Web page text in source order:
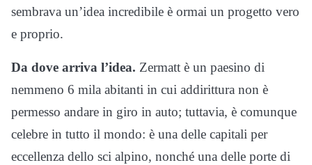
sembrava un’idea incredibile è ormai un progetto vero
e proprio.
Da dove arriva l’idea. Zermatt è un paesino di
nemmeno 6 mila abitanti in cui addirittura non è
permesso andare in giro in auto; tuttavia, è comunque
celebre in tutto il mondo: è una delle capitali per
eccellenza dello sci alpino, nonché una delle porte di